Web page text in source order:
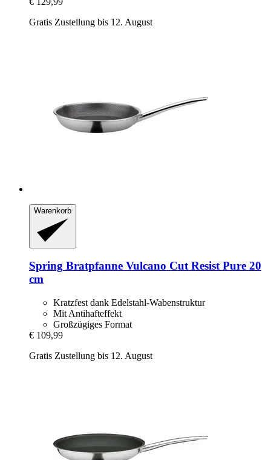
Gratis Zustellung bis 12. August
Warenkorb
Spring Bratpfanne Vulcano Cut Resist Pure 20
cm
Kratzfest dank Edelstahl-Wabenstruktur
Mit Antihafteffekt
Großzügiges Format
€ 109,99
Gratis Zustellung bis 12. August